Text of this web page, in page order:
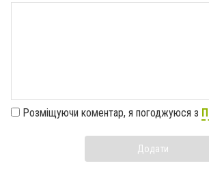
Розміщуючи коментар, я погоджуюся з
Додати